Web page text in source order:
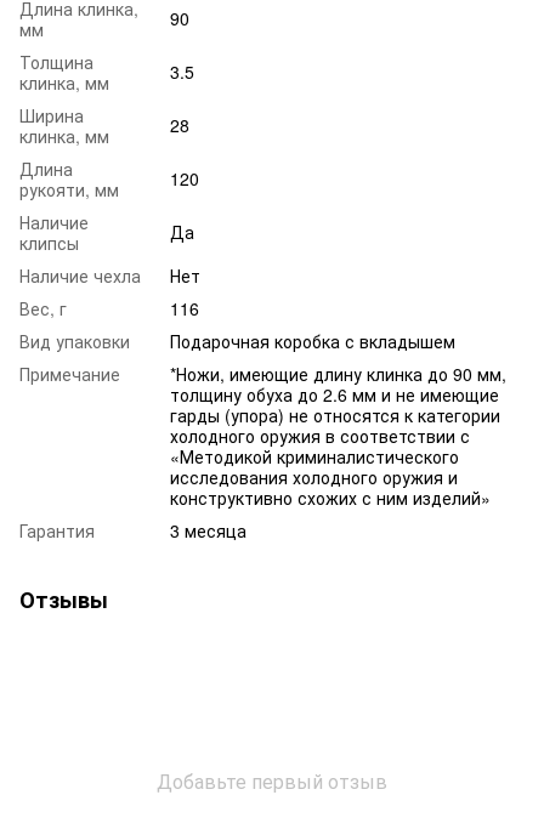
Длина клинка,
мм
90
Толщина
клинка, мм
3.5
Ширина
клинка, мм
28
Длина
рукояти, мм
120
Наличие
клипсы
Да
Наличие чехла
Нет
Вес, г
116
Вид упаковки
Подарочная коробка с вкладышем
Примечание
*Ножи, имеющие длину клинка до 90 мм,
толщину обуха до 2.6 мм и не имеющие
гарды (упора) не относятся к категории
холодного оружия в соответствии с
«Методикой криминалистического
исследования холодного оружия и
конструктивно схожих с ним изделий»
Гарантия
3 месяца
Отзывы
Добавьте первый отзыв